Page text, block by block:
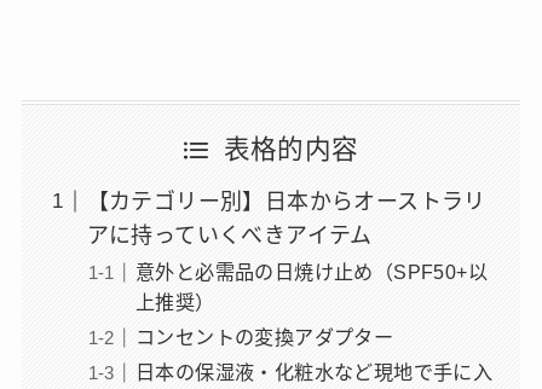
表格的内容
【カテゴリー別】日本からオーストラリ
アに持っていくべきアイテム
意外と必需品の日焼け止め（SPF50+以
上推奨）
コンセントの変換アダプター
日本の保湿液・化粧水など現地で手に入